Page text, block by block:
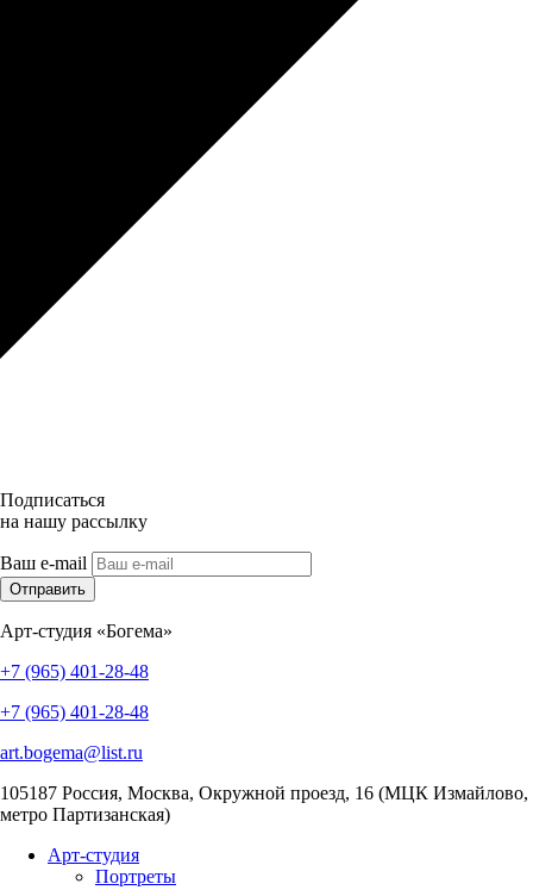
Подписаться
на нашу рассылку
Ваш e-mail
Отправить
Арт-студия «Богема»
+7 (965) 401-28-48
+7 (965) 401-28-48
art.bogema@list.ru
105187 Россия, Москва, Окружной проезд, 16 (МЦК Измайлово,
метро Партизанская)
Арт-студия
Портреты